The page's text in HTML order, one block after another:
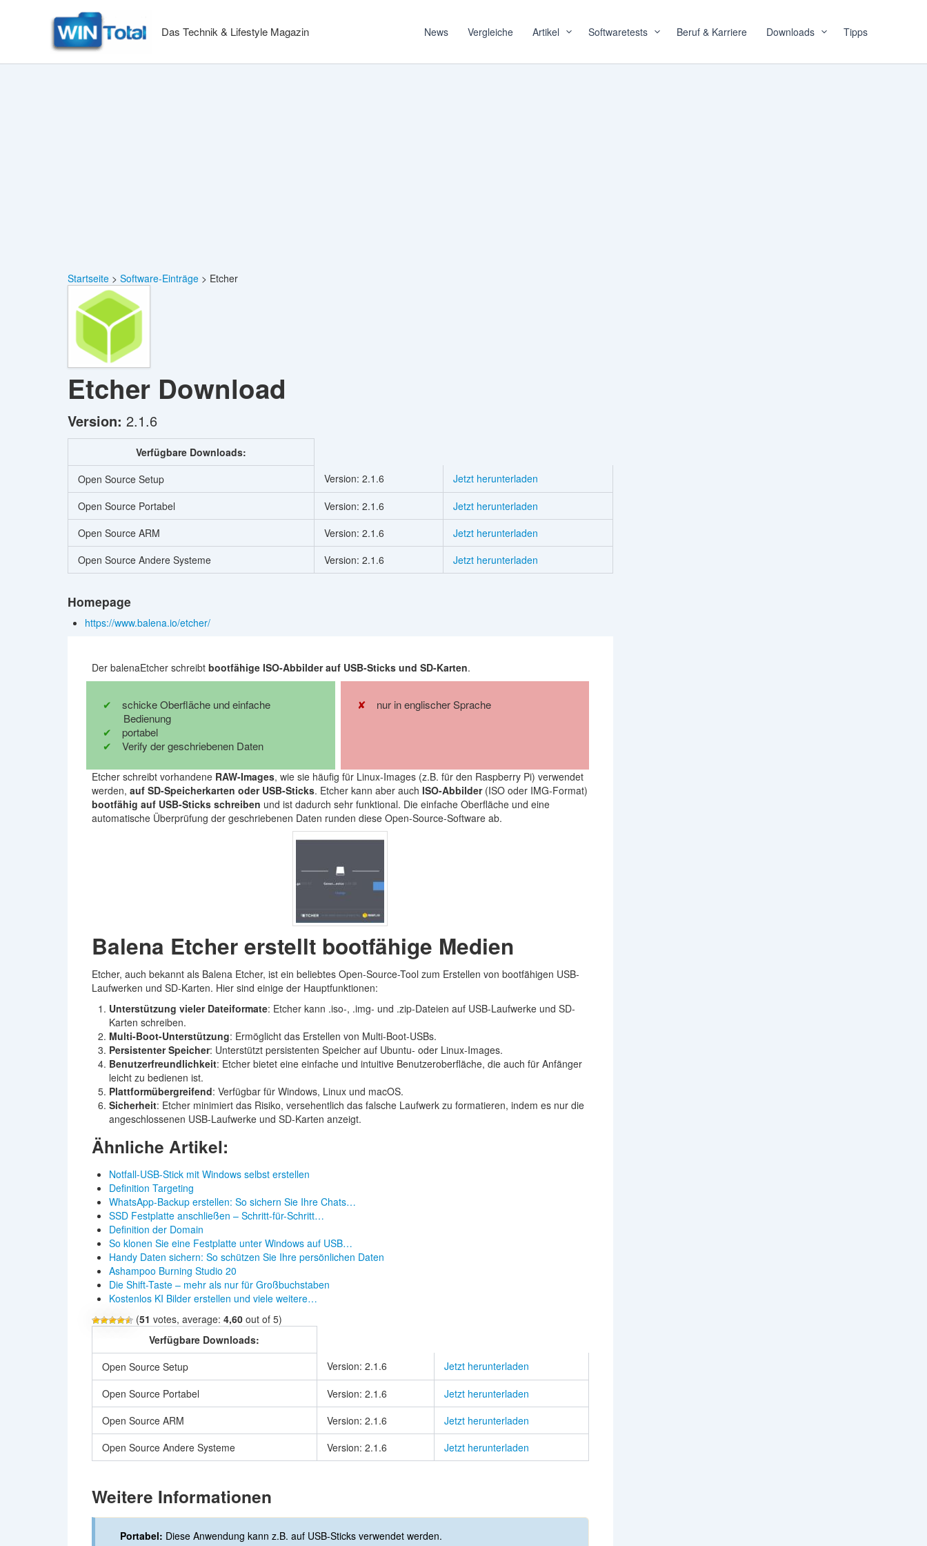
Das Technik & Lifestyle Magazin News Vergleiche Artikel Softwaretests Beruf & Karriere Downloads Tipps
Startseite Software-Einträge Etcher
Etcher Download
Version: 2.1.6
Verfügbare Downloads:
Open Source Setup
Version: 2.1.6
Jetzt herunterladen
Open Source Portabel
Version: 2.1.6
Jetzt herunterladen
Open Source ARM
Version: 2.1.6
Jetzt herunterladen
Open Source Andere Systeme
Version: 2.1.6 Jetzt herunterladen
Homepage
https://www.balena.io/etcher/
Der balenaEtcher schreibt bootfähige ISO-Abbilder auf USB-Sticks und SD-Karten.
schicke Oberfläche und einfache
Bedienung
portabel
Verify der geschriebenen Daten
nur in englischer Sprache
Etcher schreibt vorhandene RAW-Images, wie sie häufig für Linux-Images (z.B. für den Raspberry Pi) verwendet
werden, auf SD-Speicherkarten oder USB-Sticks. Etcher kann aber auch ISO-Abbilder(ISO oder IMG-Format)
bootfähig auf USB-Sticks schreiben und ist dadurch sehr funktional. Die einfache Oberfläche und eine
automatische Überprüfung der geschriebenen Daten runden diese Open-Source-Software ab.
Balena Etcher erstellt bootfähige Medien
Etcher, auch bekannt als Balena Etcher, ist ein beliebtes Open-Source-Tool zum Erstellen von bootfähigen USB-
Laufwerken und SD-Karten. Hier sind einige der Hauptfunktionen:
Unterstützung vieler Dateiformate: Etcher kann .iso-, .img- und .zip-Dateien auf USB-Laufwerke und SD-
Karten schreiben.
Multi-Boot-Unterstützung: Ermöglicht das Erstellen von Multi-Boot-USBs.
Persistenter Speicher: Unterstützt persistenten Speicher auf Ubuntu- oder Linux-Images.
Benutzerfreundlichkeit: Etcher bietet eine einfache und intuitive Benutzeroberfläche, die auch für Anfänger
leicht zu bedienen ist.
Plattformübergreifend: Verfügbar für Windows, Linux und macOS.
Sicherheit: Etcher minimiert das Risiko, versehentlich das falsche Laufwerk zu formatieren, indem es nur die
angeschlossenen USB-Laufwerke und SD-Karten anzeigt.
Ähnliche Artikel:
Notfall-USB-Stick mit Windows selbst erstellen
Definition Targeting
WhatsApp-Backup erstellen: So sichern Sie Ihre Chats…
SSD Festplatte anschließen – Schritt-für-Schritt…
Definition der Domain
So klonen Sie eine Festplatte unter Windows auf USB…
Handy Daten sichern: So schützen Sie Ihre persönlichen Daten
Ashampoo Burning Studio 20
Die Shift-Taste – mehr als nur für Großbuchstaben
Kostenlos KI Bilder erstellen und viele weitere…
(51 votes, average: 4,60out of 5)
Verfügbare Downloads:
Open Source Setup
Version: 2.1.6
Jetzt herunterladen
Open Source Portabel
Version: 2.1.6
Jetzt herunterladen
Open Source ARM
Version: 2.1.6
Jetzt herunterladen
Open Source Andere Systeme
Version: 2.1.6 Jetzt herunterladen
Weitere Informationen
Portabel: Diese Anwendung kann z.B. auf USB-Sticks verwendet werden.